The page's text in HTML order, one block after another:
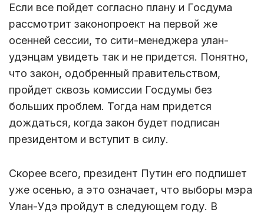
Если все пойдет согласно плану и Госдума
рассмотрит законопроект на первой же
осенней сессии, то сити-менеджера улан-
удэнцам увидеть так и не придется. Понятно,
что закон, одобренный правительством,
пройдет сквозь комиссии Госдумы без
больших проблем. Тогда нам придется
дождаться, когда закон будет подписан
президентом и вступит в силу.
Скорее всего, президент Путин его подпишет
уже осенью, а это означает, что выборы мэра
Улан-Удэ пройдут в следующем году. В